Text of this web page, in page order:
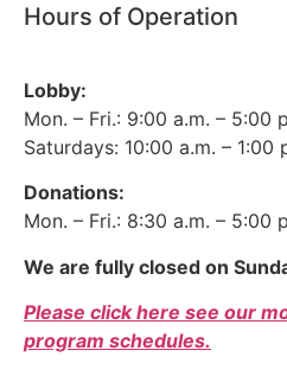
Hours of Operation
Lobby:
Mon. – Fri.: 9:00 a.m. – 5:00
Saturdays: 10:00 a.m. – 1:00
Donations:
Mon. – Fri.: 8:30 a.m. – 5:00
We are fully closed on
Please click here see our
program schedules.